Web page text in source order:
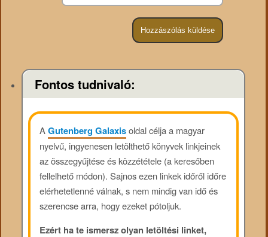
Fontos tudnivaló:
AGutenberg Galaxisoldal célja a magyar
nyelvű, ingyenesen letölthető könyvek linkjeinek
az összegyűjtése és közzététele (a keresőben
fellelhető módon). Sajnos ezen linkek időről időre
elérhetetlenné válnak, s nem mindig van idő és
szerencse arra, hogy ezeket pótoljuk.
Ezért ha te ismersz olyan letöltési linket,